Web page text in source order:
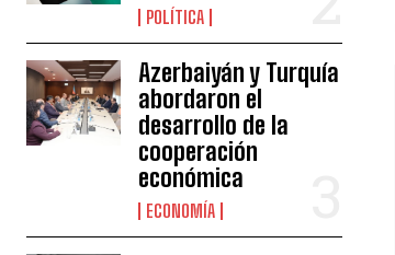
POLÍTICA
Azerbaiyán y Turquía
abordaron el
desarrollo de la
cooperación
económica
ECONOMÍA